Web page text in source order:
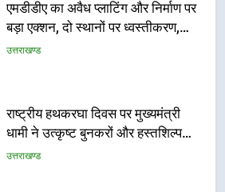
एमडीडीए का अवैध प्लाटिंग और निर्माण पर
बड़ा एक्शन, दो स्थानों पर ध्वस्तीकरण,
मसूरी मार्ग पर अवैध निर्माण सील
उत्तराखण्ड
राष्ट्रीय हथकरघा दिवस पर मुख्यमंत्री
धामी ने उत्कृष्ट बुनकरों और हस्तशिल्प
कारीगरों को किया सम्मानित
उत्तराखण्ड